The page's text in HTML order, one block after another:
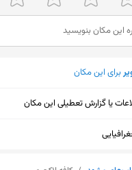
برای این مکان
یا گزارش تعطیلی این مکان